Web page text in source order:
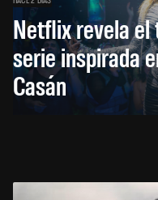
Netflix revela
serie inspirada
Casán